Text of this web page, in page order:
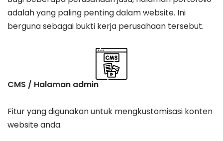
adalah yang paling penting dalam website. Ini
berguna sebagai bukti kerja perusahaan tersebut.
CMS / Halaman admin
Fitur yang digunakan untuk mengkustomisasi konten
website anda.